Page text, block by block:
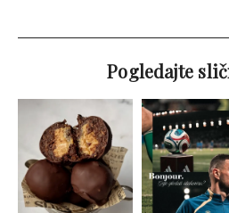
Pogledajte